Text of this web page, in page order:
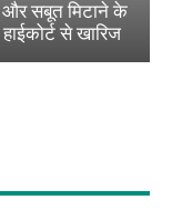
और सबूत मिटाने के
से खारिज